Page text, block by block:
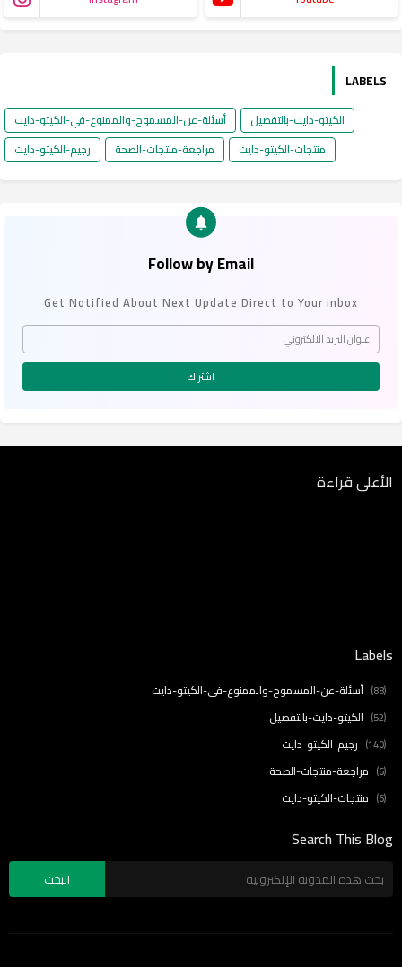
LABELS
أسئلة-عن-المسموح-والممنوع-في-الكيتو-دايت
الكيتو-دايت-بالتفصيل
رجيم-الكيتو-دايت
مراجعة-منتجات-الصحة منتجات-الكيتو-دايت
Follow by Email
Get Notified About Next Update Direct to Your inbox
الأعلى قراءة
Labels
أسئلة-عن-المسموح-والممنوع-في-الكيتو-دايت (88)
الكيتو-دايت-بالتفصيل (52)
رجيم-الكيتو-دايت (140)
مراجعة-منتجات-الصحة (6)
منتجات-الكيتو-دايت (6)
Search This Blog